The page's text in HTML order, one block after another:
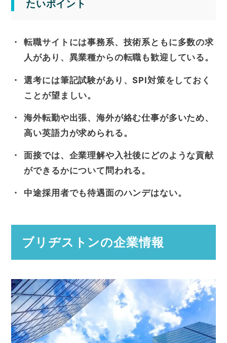
たいポイント
転職サイトには事務系、技術系ともに多数の求
人があり、異業種からの転職も歓迎している。
選考には筆記試験があり、SPI対策をしておく
ことが望ましい。
海外転勤や出張、海外が絡む仕事が多いため、
高い英語力が求められる。
面接では、企業理解や入社後にどのような貢献
ができるかについて問われる。
中途採用者でも待遇面のハンデはない。
ブリヂストンの企業情報